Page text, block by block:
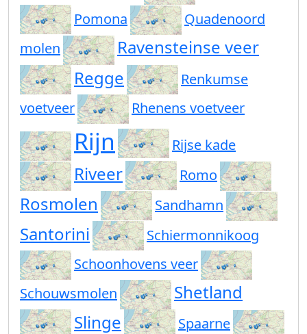
Pomona
Quadenoord
molen
Ravensteinse veer
Regge
Renkumse
voetveer
Rhenens voetveer
Rijn Rijse kade
Riveer Romo
Rosmolen Sandhamn
Santorini
Schiermonnikoog
Schoonhovens veer
Schouwsmolen
Shetland
Slinge
Spaarne